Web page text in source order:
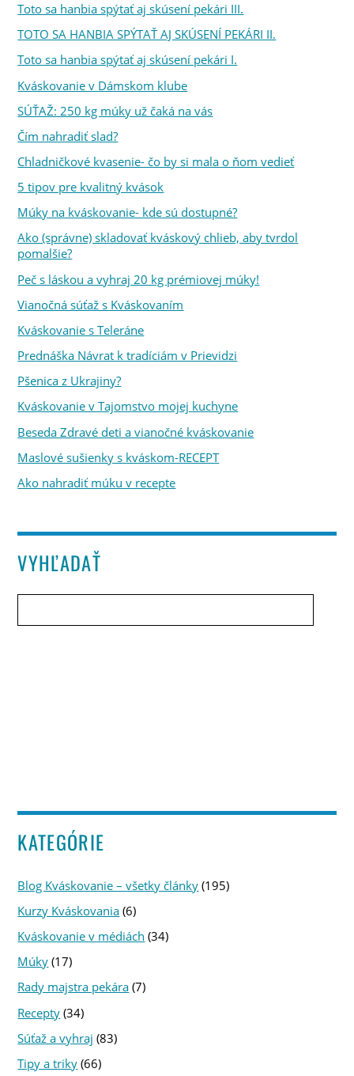
Toto sa hanbia spýtať aj skúsení pekári III.
TOTO SA HANBIA SPÝTAŤ AJ SKÚSENÍ PEKÁRI II.
Toto sa hanbia spýtať aj skúsení pekári I.
Kváskovanie v Dámskom klube
SÚŤAŽ: 250 kg múky už čaká na vás
Čím nahradiť slad?
Chladničkové kvasenie- čo by si mala o ňom vedieť
5 tipov pre kvalitný kvások
Múky na kváskovanie- kde sú dostupné?
Ako (správne) skladovať kváskový chlieb, aby tvrdol
pomalšie?
Peč s láskou a vyhraj 20 kg prémiovej múky!
Vianočná súťaž s Kváskovaním
Kváskovanie s Teleráne
Prednáška Návrat k tradíciám v Prievidzi
Pšenica z Ukrajiny?
Kváskovanie v Tajomstvo mojej kuchyne
Beseda Zdravé deti a vianočné kváskovanie
Maslové sušienky s kváskom-RECEPT
Ako nahradiť múku v recepte
VYHĽADAŤ
KATEGÓRIE
Blog Kváskovanie – všetky články (195)
Kurzy Kváskovania (6)
Kváskovanie v médiách (34)
Múky (17)
Rady majstra pekára (7)
Recepty (34)
Súťaž a vyhraj (83)
Tipy a triky (66)